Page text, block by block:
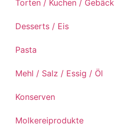
Torten / Kuchen / Gebäck
Desserts / Eis
Pasta
Mehl / Salz / Essig / Öl
Konserven
Molkereiprodukte